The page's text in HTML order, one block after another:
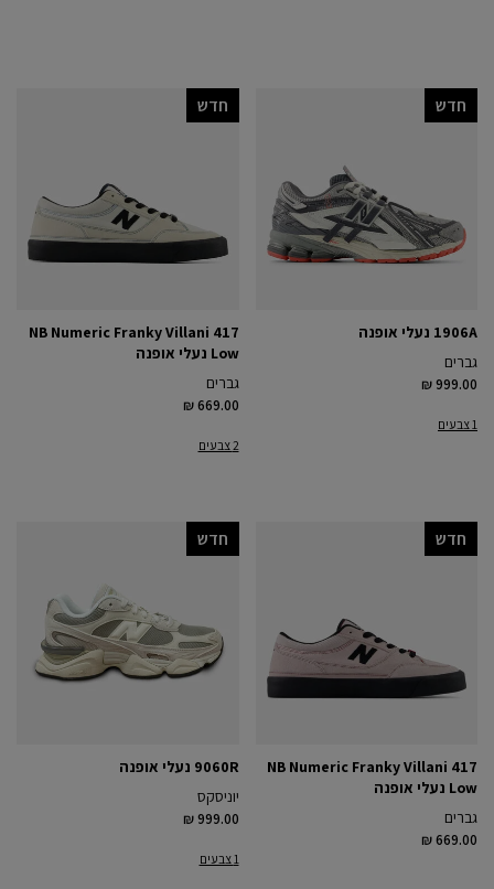
1906A נעלי אופנה
גברים
₪ 999.00
1 צבעים
חדש
NB Numeric Franky Villani 417
Low נעלי אופנה
גברים
₪ 669.00
2 צבעים
חדש
NB Numeric Franky Villani 417
Low נעלי אופנה
גברים
₪ 669.00
חדש
9060R נעלי אופנה
יוניסקס
₪ 999.00
1 צבעים
חדש